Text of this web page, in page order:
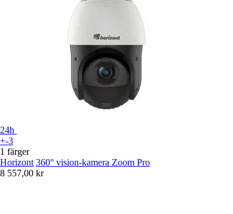
24h
+-3
1 färger
Horizont 360° vision-kamera Zoom Pro
8 557,00 kr